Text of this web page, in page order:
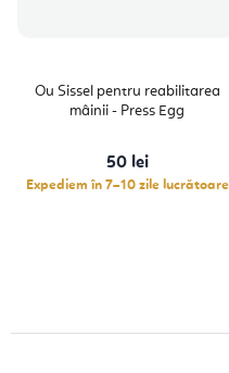
Ou Sissel pentru reabilitarea
mâinii - Press Egg
50 lei
Expediem în 7–10 zile lucrătoare